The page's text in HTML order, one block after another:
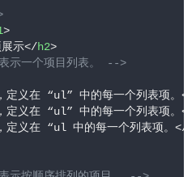
>
示</h2>
示一个项目列表。 -->
定义在 “ul” 中的每一个列表项。 </
定义在 “ul” 中的每一个列表项。 </
定义在 “ul 中的每一个列表项。 </